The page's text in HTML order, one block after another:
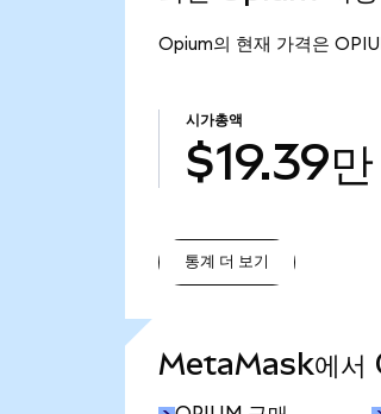
Opium의 현재 가격은
시가총액
$19.39만
통계 더 보기
MetaMask에서